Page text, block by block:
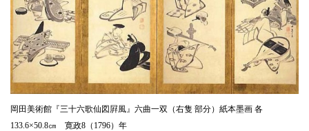
岡田美術館『三十六歌仙図屛風』六曲一双（右隻 部分）紙本墨画 各
133.6×50.8㎝ 寛政8（1796）年